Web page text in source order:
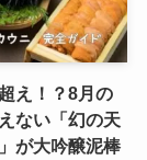
え！？8月の
ない「幻の天
が大吟醸泥棒